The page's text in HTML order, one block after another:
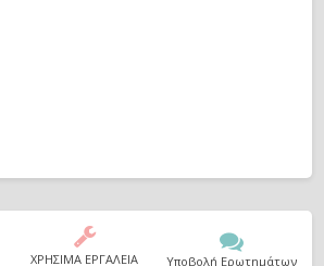
ΧΡΗΣΙΜΑ ΕΡΓΑΛΕΙΑ Υποβολή Ερωτημάτων